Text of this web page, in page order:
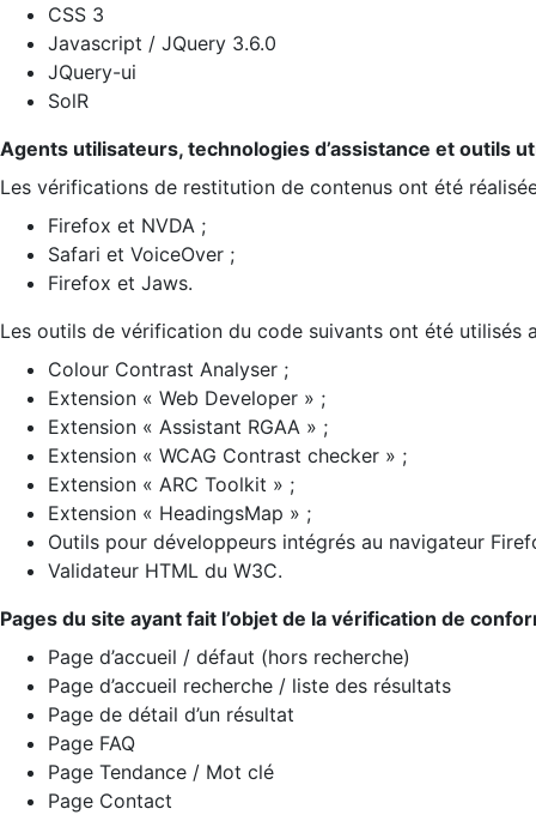
CSS 3
Javascript / JQuery 3.6.0
JQuery-ui
SolR
Agents utilisateurs, technologies d’assistance et outils
Les vérifications de restitution de contenus ont été
Firefox et NVDA ;
Safari et VoiceOver ;
Firefox et Jaws.
Les outils de vérification du code suivants ont été utilisés
Colour Contrast Analyser ;
Extension « Web Developer » ;
Extension « Assistant RGAA » ;
Extension « WCAG Contrast checker » ;
Extension « ARC Toolkit » ;
Extension « HeadingsMap » ;
Outils pour développeurs intégrés au navigateur
Validateur HTML du W3C.
Pages du site ayant fait l’objet de la vérification de
Page d’accueil / défaut (hors recherche)
Page d’accueil recherche / liste des résultats
Page de détail d’un résultat
Page FAQ
Page Tendance / Mot clé
Page Contact